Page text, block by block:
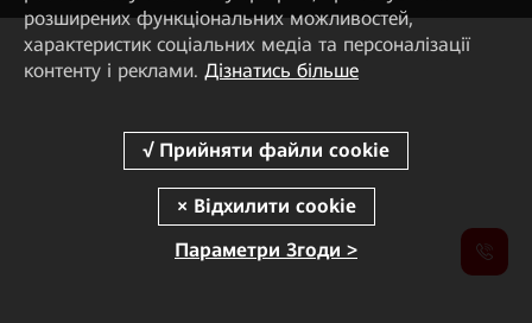
розширених функціональних можливостей,
характеристик соціальних медіа та персоналізації
контенту і реклами. Дізнатись більше
Параметри Згоди >